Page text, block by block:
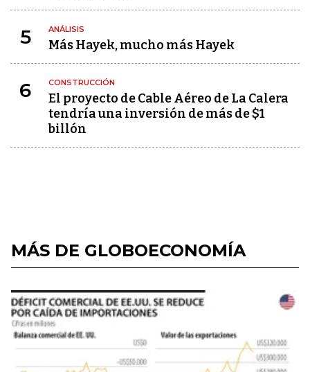
5 ANÁLISIS
Más Hayek, mucho más Hayek
6 CONSTRUCCIÓN
El proyecto de Cable Aéreo de La Calera
tendría una inversión de más de $1
billón
MÁS DE GLOBOECONOMÍA